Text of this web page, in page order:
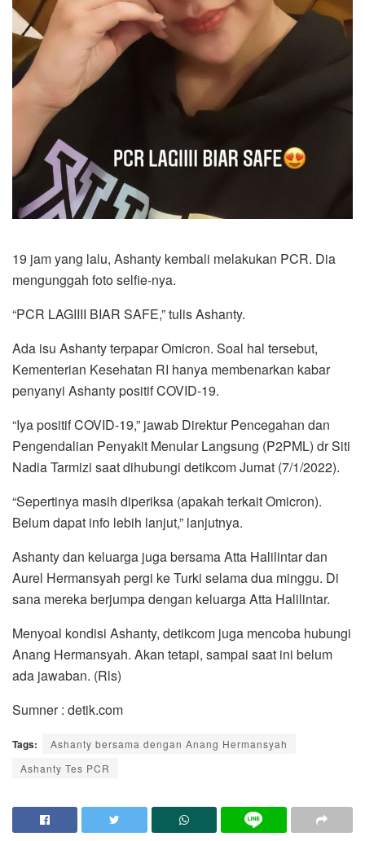
19 jam yang lalu, Ashanty kembali melakukan PCR. Dia
mengunggah foto selfie-nya.
“PCR LAGIIII BIAR SAFE,” tulis Ashanty.
Ada isu Ashanty terpapar Omicron. Soal hal tersebut,
Kementerian Kesehatan RI hanya membenarkan kabar
penyanyi Ashanty positif COVID-19.
“Iya positif COVID-19,” jawab Direktur Pencegahan dan
Pengendalian Penyakit Menular Langsung (P2PML) dr Siti
Nadia Tarmizi saat dihubungi detikcom Jumat (7/1/2022).
“Sepertinya masih diperiksa (apakah terkait Omicron).
Belum dapat info lebih lanjut,” lanjutnya.
Ashanty dan keluarga juga bersama Atta Halilintar dan
Aurel Hermansyah pergi ke Turki selama dua minggu. Di
sana mereka berjumpa dengan keluarga Atta Halilintar.
Menyoal kondisi Ashanty, detikcom juga mencoba hubungi
Anang Hermansyah. Akan tetapi, sampai saat ini belum
ada jawaban. (Rls)
Sumner : detik.com
Tags:
Ashanty bersama dengan Anang Hermansyah
Ashanty Tes PCR